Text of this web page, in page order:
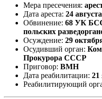
Мера пресечения:
Дата ареста: 24
Обвинение: 68 УК
польских
Осуждение: 29
Осудивший орган:
Прокурора СССР
Приговор: ВМН
Дата реабилитации: 21
Реабилитирующий